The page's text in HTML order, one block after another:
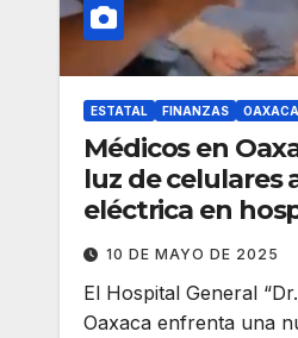
ESTATAL FINANZAS OAXACA
Médicos en
luz de celulares
eléctrica en
10 DE MAYO DE 2025
El Hospital General
Oaxaca enfrenta una